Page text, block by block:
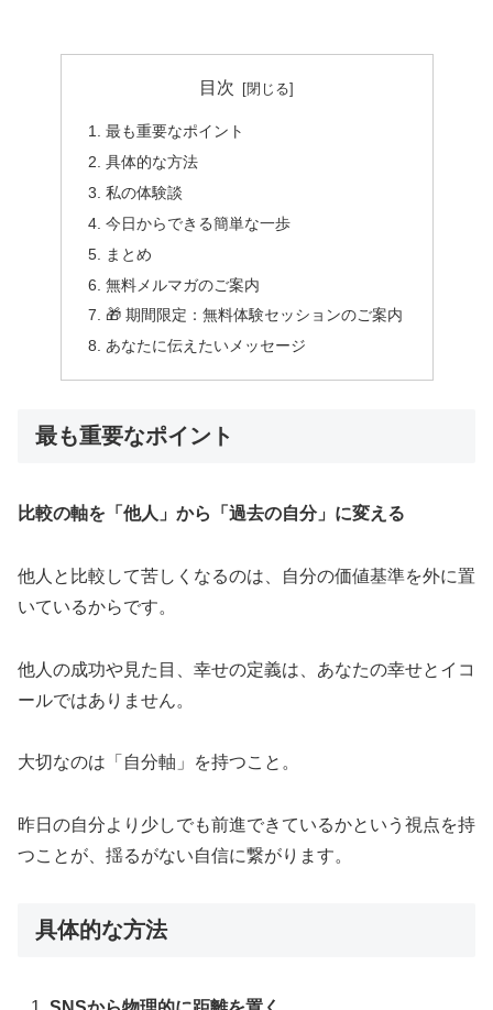
目次
最も重要なポイント
具体的な方法
私の体験談
今日からできる簡単な一歩
まとめ
無料メルマガのご案内
🎁 期間限定：無料体験セッションのご案内
あなたに伝えたいメッセージ
最も重要なポイント
比較の軸を「他人」から「過去の自分」に変える
他人と比較して苦しくなるのは、自分の価値基準を外に置
いているからです。
他人の成功や見た目、幸せの定義は、あなたの幸せとイコ
ールではありません。
大切なのは「自分軸」を持つこと。
昨日の自分より少しでも前進できているかという視点を持
つことが、揺るがない自信に繋がります。
具体的な方法